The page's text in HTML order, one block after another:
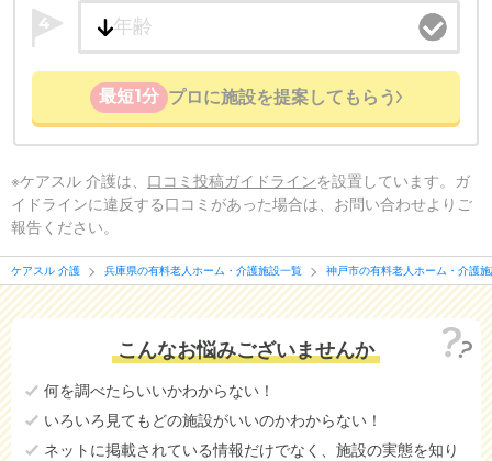
4
最短1分 プロに施設を提案してもらう
※ケアスル 介護は、 口コミ投稿ガイドラインを設置しています。ガ
イドラインに違反する口コミがあった場合は、お問い合わせよりご
報告ください。
ケアスル 介護 兵庫県の有料老人ホーム・介護施設一覧 神戸市の有料老人ホーム・介護
こんなお悩みございませんか
何を調べたらいいかわからない！
いろいろ見てもどの施設がいいのかわからない！
ネットに掲載されている情報だけでなく、施設の実態を知り